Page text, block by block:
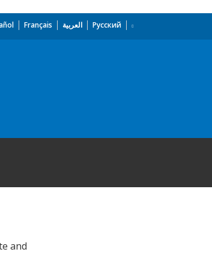
Français العربية Русский
and